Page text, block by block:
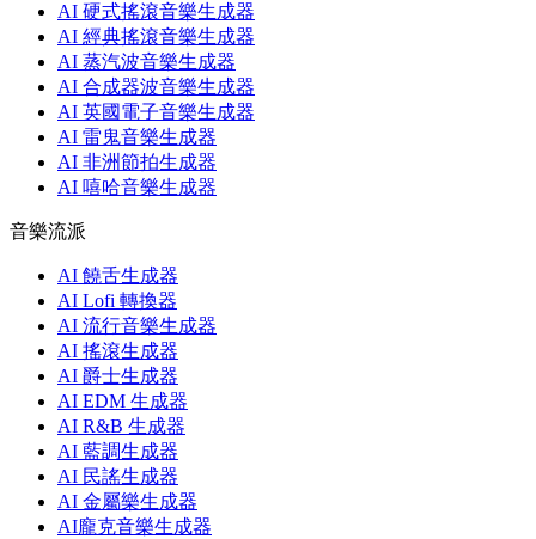
AI 硬式搖滾音樂生成器
AI 經典搖滾音樂生成器
AI 蒸汽波音樂生成器
AI 合成器波音樂生成器
AI 英國電子音樂生成器
AI 雷鬼音樂生成器
AI 非洲節拍生成器
AI 嘻哈音樂生成器
音樂流派
AI 饒舌生成器
AI Lofi 轉換器
AI 流行音樂生成器
AI 搖滾生成器
AI 爵士生成器
AI EDM 生成器
AI R&B 生成器
AI 藍調生成器
AI 民謠生成器
AI 金屬樂生成器
AI龐克音樂生成器